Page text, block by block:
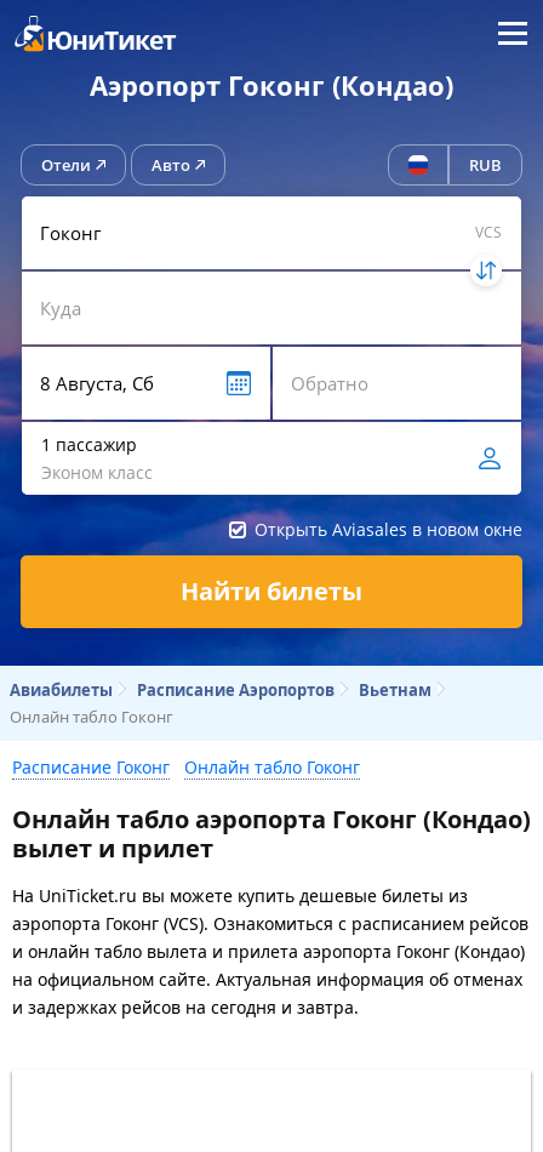
ЮниТикет Меню
Аэропорт Гоконг (Кондао)
Отели Авто RUB
VCS
1 пассажир
Эконом класс
Открыть Aviasales в новом окне
Найти билеты
Авиабилеты Расписание Аэропортов
Вьетнам
Онлайн табло Гоконг
Расписание Гоконг Онлайн табло Гоконг
Онлайн табло аэропорта Гоконг (Кондао)
вылет и прилет
На UniTicket.ru вы можете купить дешевые билеты из
аэропорта Гоконг (VCS). Ознакомиться с расписанием рейсов
и онлайн табло вылета и прилета аэропорта Гоконг (Кондао)
на официальном сайте. Актуальная информация об отменах
и задержках рейсов на сегодня и завтра.